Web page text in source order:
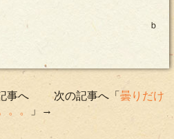
記事へ 次の記事へ「 曇りだけ
。。
」→